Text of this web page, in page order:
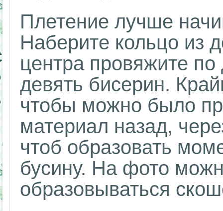
Плетение лучше
Наберите кольцо из
центра провяжите
девять бисерин.
чтобы можно было
материал назад,
чтоб образовать
бусину. На фото
образовываться